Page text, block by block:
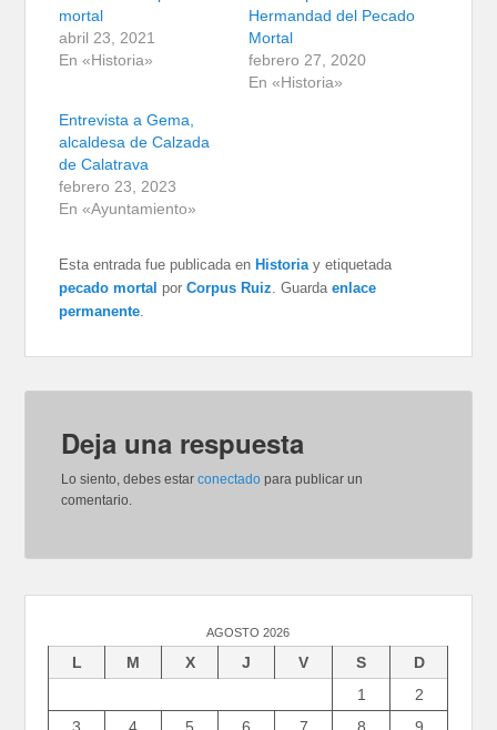
mortal
abril 23, 2021
En «Historia»
Hermandad del Pecado
Mortal
febrero 27, 2020
En «Historia»
Entrevista a Gema,
alcaldesa de Calzada
de Calatrava
febrero 23, 2023
En «Ayuntamiento»
Esta entrada fue publicada en Historia y etiquetada
pecado mortal porCorpus Ruiz . Guardaenlace
permanente
Deja una respuesta
Lo siento, debes estarconectado para publicar un
comentario.
AGOSTO 2026
L M X J V S
D
1
2
3
4 5 6 7 8 9